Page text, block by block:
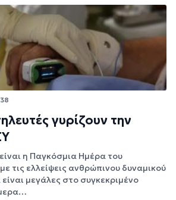
γυρίζουν την
η Παγκόσμια Ημέρα του
τις ελλείψεις ανθρώπινου δυναμικού
μεγάλες στο συγκεκριμένο